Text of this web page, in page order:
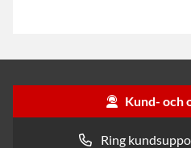
Kund- och
Ring